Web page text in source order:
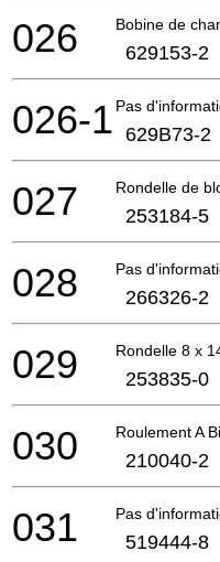
Bobine de
026 629153-2
Pas
026-1 629B73-2
Rondelle de
027 253184-5
Pas
028 266326-2
Rondelle 8 x
029 253835-0
Roulement A
030 210040-2
Pas
031 519444-8